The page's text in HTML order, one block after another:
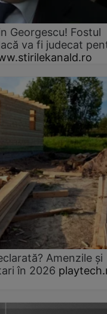
Georgescu! Fostul
va fi judecat
Amenzile și
în 2026